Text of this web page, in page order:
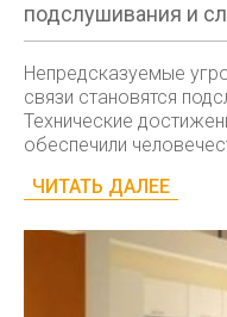
подслушивания и
Непредсказуемые
связи становятся
Технические
обеспечили
ЧИТАТЬ ДАЛЕЕ